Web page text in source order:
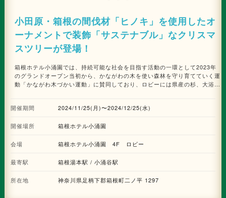
小田原・箱根の間伐材「ヒノキ」を使用したオ
ーナメントで装飾「サステナブル」なクリスマ
スツリーが登場！
箱根ホテル小涌園では、持続可能な社会を目指す活動の一環として2023年
のグランドオープン当初から、かながわの木を使い森林を守り育てていく運
動「かながわ木づかい運動」に賛同しており、ロビーには県産の杉、大浴場
式会社ラ・ルースとともに、さらなるサステナブルな取り組みとして高さ
のクリスマスオーナメントで飾り付けられています。ヒノキの香りに加え、
れます。
開催期間 2024/11/25(月)〜2024/12/25(水)
開催場所 箱根ホテル小涌園
会場 箱根ホテル小涌園 4F ロビー
最寄駅 箱根湯本駅 / 小涌谷駅
所在地 神奈川県足柄下郡箱根町二ノ平 1297